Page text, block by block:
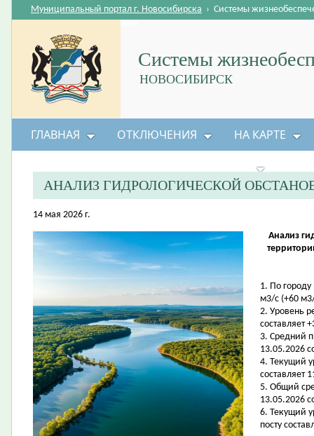
Системы
НОВОСИБИРСК
Муниципальный портал г. Новосибирска › Системы
ГЛАВНАЯ ОТКЛЮЧЕНИЯ НА КАРТЕ
АНАЛИЗ ГИДРОЛОГИЧЕСКОЙ
14 мая 2026 г.
Анализ
1. По городу
м3/с (+60
2. Уровень
составляет
3. Средний
13.05.2026
4. Текущий
составляет
5. Общий
13.05.2026
6. Текущий
посту